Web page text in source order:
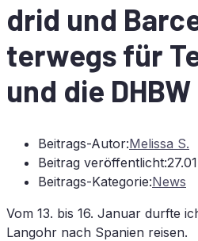
drid und
ter­wegs für
und die DHBW
Beitrags-Autor:Melissa S.
Beitrag veröffentlicht:
Beitrags-Kategorie:News
Vom 13. bis 16. Ja­nu­ar durf­te
Lang­ohr nach Spa­ni­en reisen.